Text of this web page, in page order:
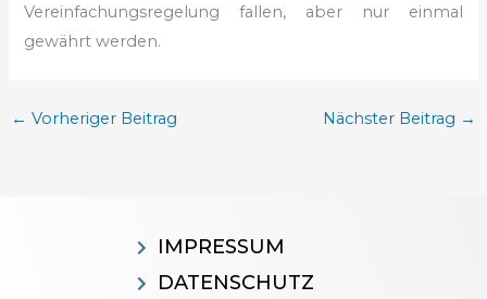
Vereinfachungsregelung fallen, aber nur einmal
gewährt werden.
← Vorheriger Beitrag Nächster Beitrag →
IMPRESSUM
DATENSCHUTZ